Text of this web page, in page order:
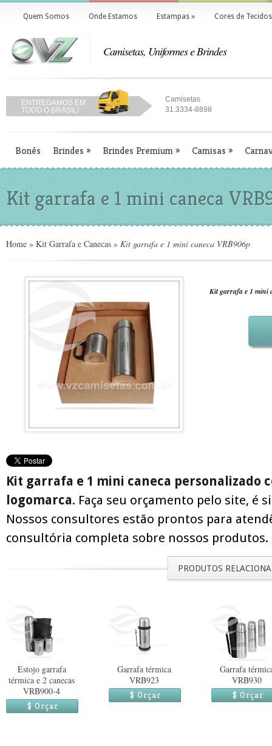
Quem Somos Onde Estamos Estampas» Cores de Tecidos
Camisetas, Uniformes e Brindes
ENTREGAMOS EM
TODO O BRASIL!
Camisetas
31.3334-8898
Bonés Brindes » Brindes Premium» Camisas »
Kit garrafa e 1 mini caneca
Home » Kit Garrafa e Canecas » Kit garrafa e 1 mini caneca VRB906p
Kit garrafa e 1 mini
Kit garrafa e 1 mini caneca personalizado
logomarca. Faça seu orçamento pelo site, é
Nossos consultores estão prontos para
consultória completa sobre nossos produtos.
PRODUTOS
Estojo garrafa
térmica e 2 canecas
VRB900-4
$ Orçar
Garrafa térmica
VRB923
$ Orçar
Garrafa
VRB930
$ Orçar